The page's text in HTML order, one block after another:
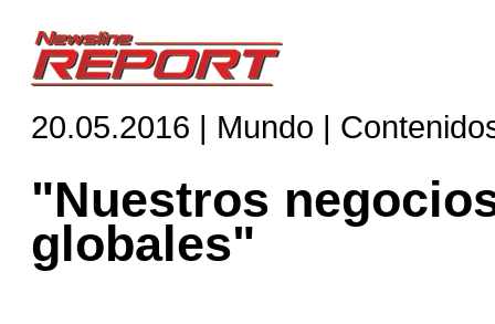
20.05.2016 | Mundo |
"Nuestros
globales"